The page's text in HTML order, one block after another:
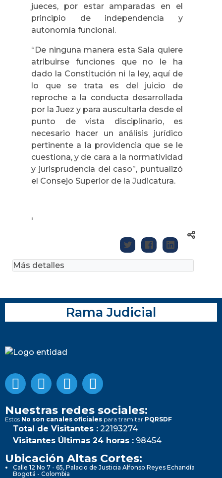
jueces, por estar amparadas en el
principio de independencia y
autonomía funcional.
“De ninguna manera esta Sala quiere
atribuirse funciones que no le ha
dado la Constitución ni la ley, aquí de
lo que se trata es del juicio de
reproche a la conducta desarrollada
por la Juez y para auscultarla desde el
punto de vista disciplinario, es
necesario hacer un análisis jurídico
pertinente a la providencia que se le
cuestiona, y de cara a la normatividad
y jurisprudencia del caso”, puntualizó
el Consejo Superior de la Judicatura.
'
Más detalles
Rama Judicial
Nuestras redes sociales:
Estos No son canales oficiales para tramitar PQRSDF
Total de Visitantes : 22193274
Visitantes Últimas 24 horas : 98454
Ubicación Altas Cortes:
Calle 12 No 7 - 65, Palacio de Justicia Alfonso Reyes Echandía
Bogotá - Colombia